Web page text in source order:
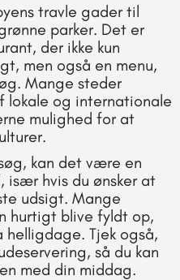
travle gader til
parker. Det er
der ikke kun
men også en menu,
Mange steder
lokale og internationale
mulighed for at
kan det være en
især hvis du ønsker at
udsigt. Mange
hurtigt blive fyldt op,
Tjek også,
så du kan
med din middag.